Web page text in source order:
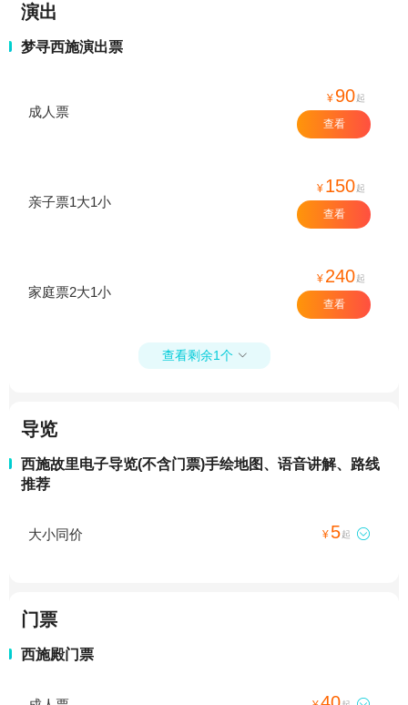
演出
梦寻西施演出票
成人票
¥ 90起
查看
亲子票1大1小
¥ 150起
查看
家庭票2大1小
¥ 240起
查看
查看剩余1个 
导览
西施故里电子导览(不含门票)手绘地图、语音讲解、路线
推荐
大小同价 ¥ 5起 
门票
西施殿门票